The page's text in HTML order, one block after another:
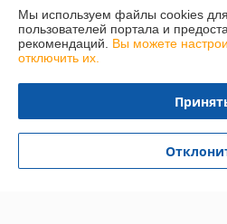
График работы
Полная версия сайта
Политика обработки cookies
Сайт создан на платформе
Мы используем файлы cookies
пользователей портала и
рекомендаций. Вы можете
отключить их.